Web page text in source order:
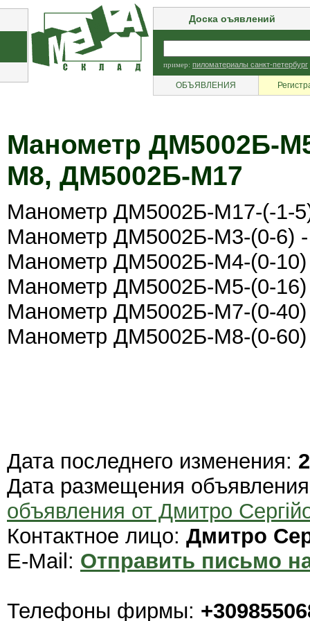
Доска оъявлений
пример: пиломатериалы санкт-петербург
ОБЪЯВЛЕНИЯ
Манометр ДМ5002Б-
М8, ДМ5002Б-М17
Манометр ДМ5002Б-М17-(-1-
Манометр ДМ5002Б-М3-(0-6)
Манометр ДМ5002Б-М4-(0-
Манометр ДМ5002Б-М5-(0-
Манометр ДМ5002Б-М7-(0-
Манометр ДМ5002Б-М8-(0-
Дата последнего изменения:
Дата размещения
объявления от Дмитро
Контактное лицо: Дмитро
E-Mail: Отправить письмо
Телефоны фирмы: